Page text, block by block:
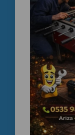
Bakımlı ve
masaları
📞
📞